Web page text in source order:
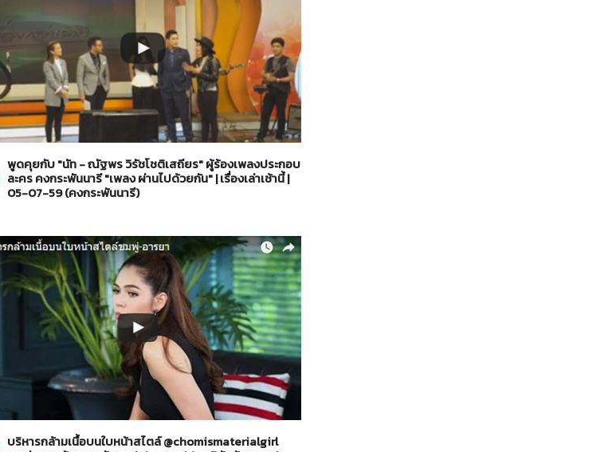
05-07-2559
คงกระพันนารี
พูดคุยกับ "นัท - ณัฐพร วิรัชโชติเสถียร" ผู้ร้องเพลงประกอบ
ละคร คงกระพันนารี "เพลง ผ่านไปด้วยกัน" | เรื่องเล่าเช้านี้ |
05-07-59 (คงกระพันนารี)
22-06-2559
The Cupids บริษัทรักอุตลุด
บริหารกล้ามเนื้อบนใบหน้าสไตล์ @chomismaterialgirl